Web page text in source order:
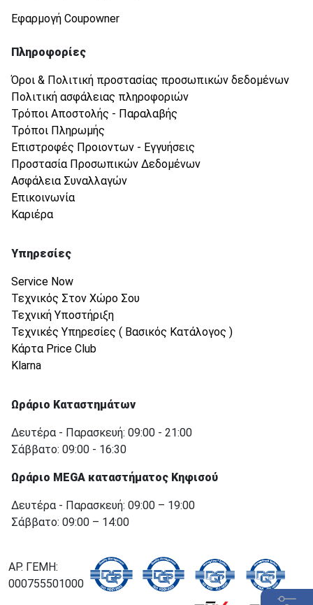
Εφαρμογή Coupowner
Πληροφορίες
Όροι & Πολιτική προστασίας προσωπικών δεδομένων
Πολιτική ασφάλειας πληροφοριών
Τρόποι Αποστολής - Παραλαβής
Τρόποι Πληρωμής
Επιστροφές Προιοντων - Εγγυήσεις
Προστασία Προσωπικών Δεδομένων
Ασφάλεια Συναλλαγών
Επικοινωνία
Καριέρα
Υπηρεσίες
Service Now
Τεχνικός Στον Χώρο Σου
Τεχνική Υποστήριξη
Τεχνικές Υπηρεσίες ( Βασικός Κατάλογος )
Κάρτα Price Club
Klarna
Ωράριο Καταστημάτων
Δευτέρα - Παρασκευή: 09:00 - 21:00
Σάββατο: 09:00 - 16:30
Ωράριο MEGA καταστήματος Κηφισού
Δευτέρα - Παρασκευή: 09:00 – 19:00
Σάββατο: 09:00 – 14:00
ΑΡ. ΓΕΜΗ:
000755501000